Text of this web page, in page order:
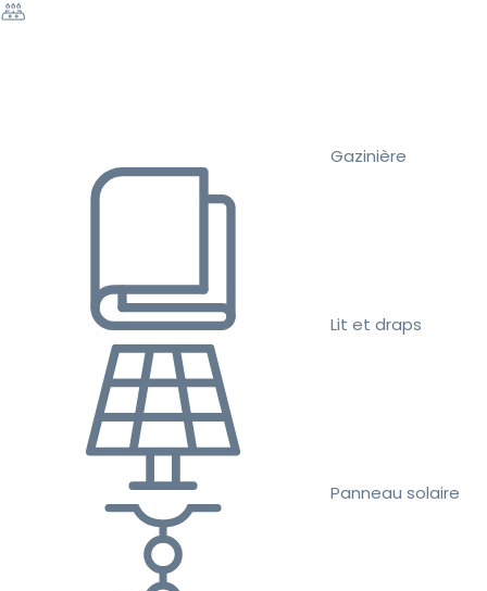
Gazinière
Lit et draps
Panneau solaire